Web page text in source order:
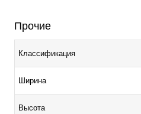
Прочие
Классификация
Ширина
Высота